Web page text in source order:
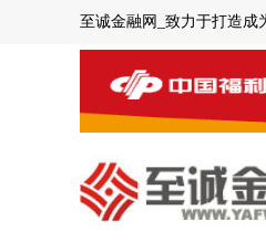
至诚金融网_致力于打造成